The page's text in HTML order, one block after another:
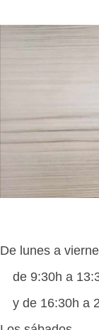
De lunes a
de 9:30h a
y de 16:30h a